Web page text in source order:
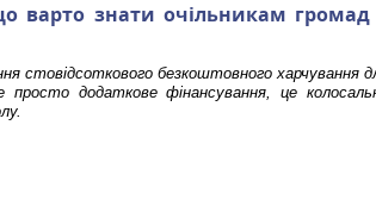
варто знати очільникам
стовідсоткового безкоштовного харчування
додаткове фінансування, це